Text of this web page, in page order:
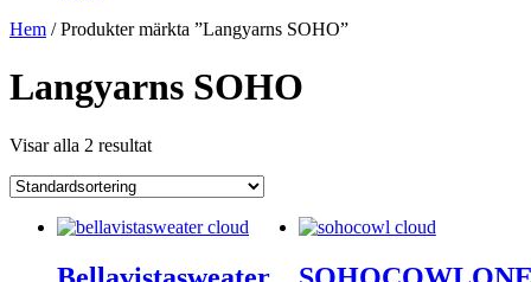
Hem / Produkter märkta ”Langyarns SOHO”
Langyarns SOHO
Visar alla 2 resultat